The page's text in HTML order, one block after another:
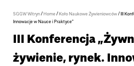
SGGW Witryn/Home/Koło Naukowe Żywieniowców/III
Innowacje w Nauce i Praktyce”
III Konferencja
żywienie, rynek.